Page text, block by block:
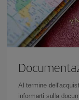
Al termine
informarti sulla